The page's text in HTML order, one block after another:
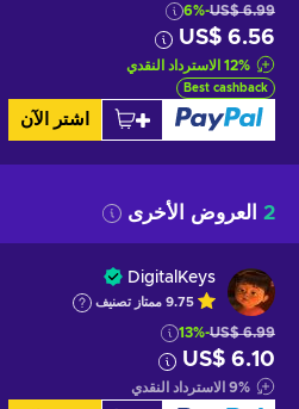
US$ 6.99
-6%
US$ 6.56
12% الاسترداد النقدي
Best cashback
اشتر الآن
2 العروض الأخرى
DigitalKeys
9.75 ممتاز تصنيف
US$ 6.99
-13%
US$ 6.10
9% الاسترداد النقدي